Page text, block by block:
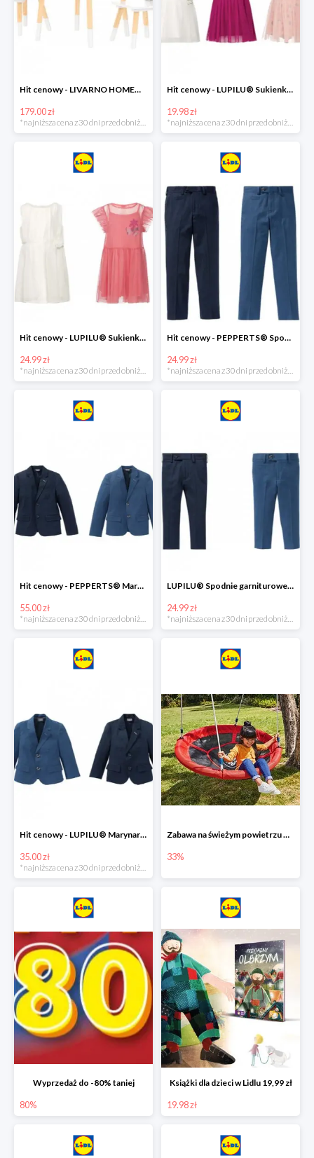
Hit cenowy - LIVARNO HOME® Stolik i 2 krzesełka dla dzieci
179.00 zł
Hit cenowy - LUPILU® Sukienka niemowlęca
19.98 zł
Hit cenowy - LUPILU® Sukienka dziewczęca
24.99 zł
Hit cenowy - PEPPERTS® Spodnie garniturowe młodzieżowe
24.99 zł
Hit cenowy - PEPPERTS® Marynarka młodzieżowa
55.00 zł
*najniższa cena z 30 dni przed obniżką
LUPILU® Spodnie garniturowe chłopięce
24.99 zł
*najniższa cena z 30 dni przed obniżką
Hit cenowy - LUPILU® Marynarka chłopięca
35.00 zł
Zabawa na świeżym powietrzu w Lidlu do -33%
33%
Wyprzedaż do -80% taniej
80%
Książki dla dzieci w Lidlu 19,99 zł
19.98 zł